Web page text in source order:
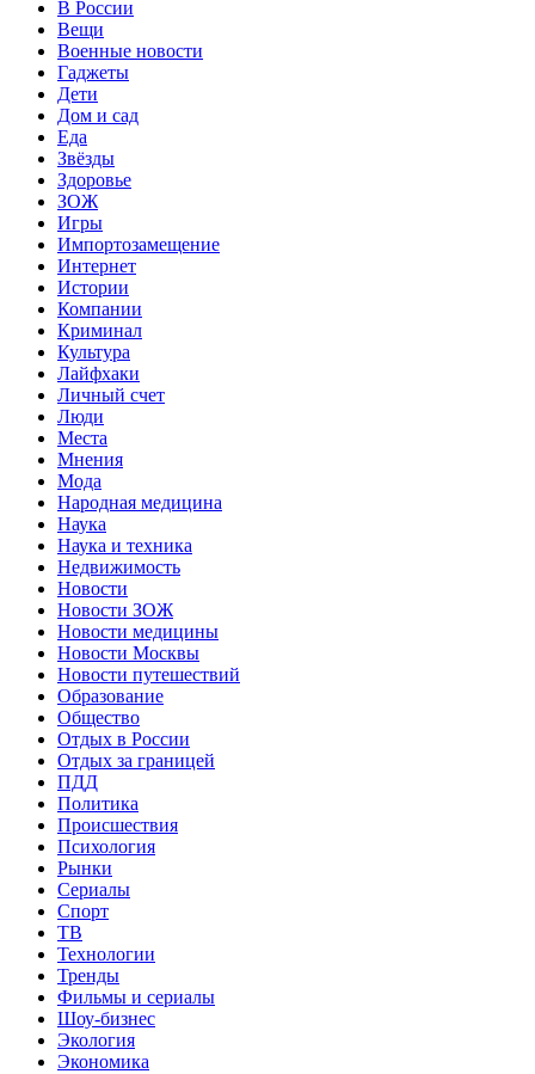
В России
Вещи
Военные новости
Гаджеты
Дети
Дом и сад
Еда
Звёзды
Здоровье
ЗОЖ
Игры
Импортозамещение
Интернет
Истории
Компании
Криминал
Культура
Лайфхаки
Личный счет
Люди
Места
Мнения
Мода
Народная медицина
Наука
Наука и техника
Недвижимость
Новости
Новости ЗОЖ
Новости медицины
Новости Москвы
Новости путешествий
Образование
Общество
Отдых в России
Отдых за границей
ПДД
Политика
Происшествия
Психология
Рынки
Сериалы
Спорт
ТВ
Технологии
Тренды
Фильмы и сериалы
Шоу-бизнес
Экология
Экономика